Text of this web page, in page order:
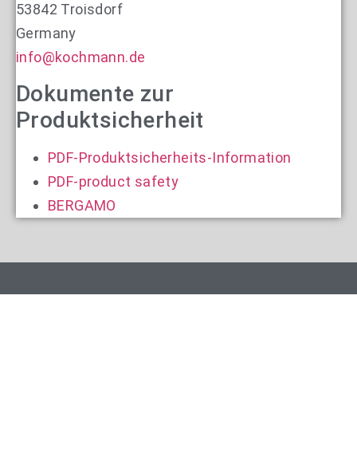
53842 Troisdorf
Germany
info@kochmann.de
Dokumente zur
Produktsicherheit
PDF-Produktsicherheits-Information
PDF-product safety
BERGAMO